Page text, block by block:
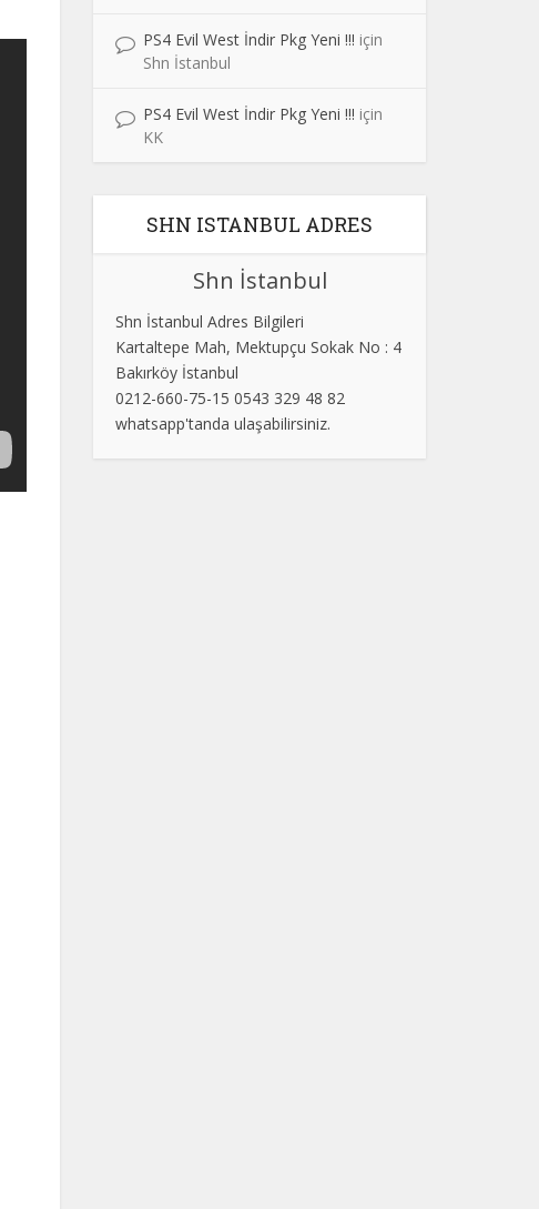
PS4 Evil West İndir Pkg Yeni !!! için
Shn İstanbul
PS4 Evil West İndir Pkg Yeni !!! için
KK
SHN ISTANBUL ADRES
Shn İstanbul
Shn İstanbul Adres Bilgileri
Kartaltepe Mah, Mektupçu Sokak No : 4
Bakırköy İstanbul
0212-660-75-15 0543 329 48 82
whatsapp'tanda ulaşabilirsiniz.